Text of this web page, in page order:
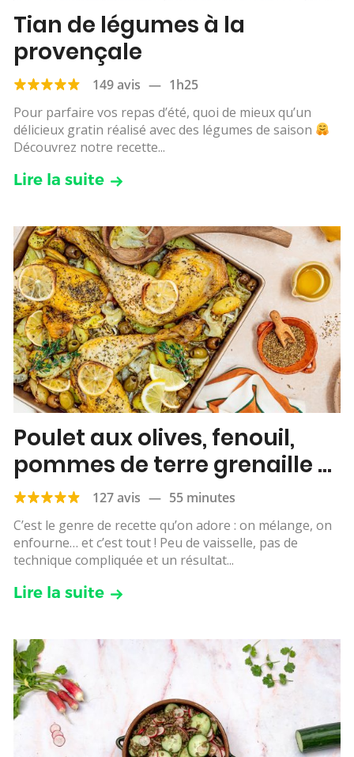
Tian de légumes à la
provençale
149 avis — 1h25
Pour parfaire vos repas d’été, quoi de mieux qu’un
délicieux gratin réalisé avec des légumes de saison
Découvrez notre recette...
Lire la suite
Poulet aux olives, fenouil,
pommes de terre grenaille &
citron
127 avis — 55 minutes
C’est le genre de recette qu’on adore : on mélange, on
enfourne… et c’est tout ! Peu de vaisselle, pas de
technique compliquée et un résultat...
Lire la suite